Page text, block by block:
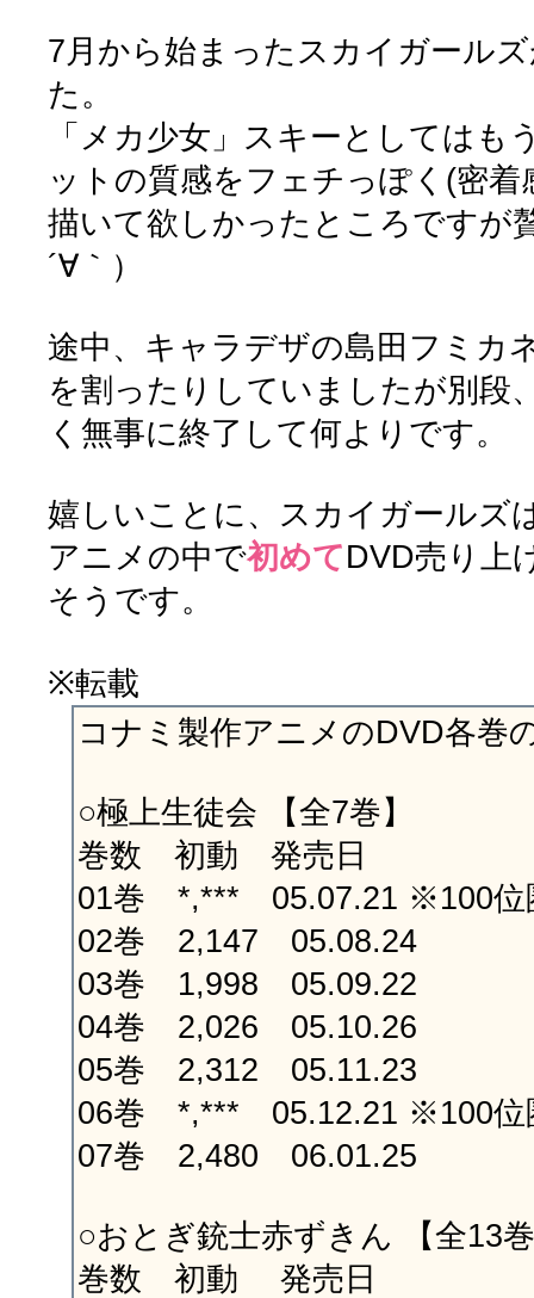
7月から始まったスカイガール
た。
「メカ少女」スキーとしてはも
ットの質感をフェチっぽく(密
描いて欲しかったところです
´∀｀）
途中、キャラデザの島田フミカ
を割ったりしていましたが別段
く無事に終了して何よりです。
嬉しいことに、スカイガールズ
アニメの中で初めてDVD売り上
そうです。
※転載
コナミ製作アニメのDVD各巻
○極上生徒会 【全7巻】
巻数 初動 発売日
01巻 *,*** 05.07.21 ※100位
02巻 2,147 05.08.24
03巻 1,998 05.09.22
04巻 2,026 05.10.26
05巻 2,312 05.11.23
06巻 *,*** 05.12.21 ※100位
07巻 2,480 06.01.25
○おとぎ銃士赤ずきん 【全13
巻数 初動 発売日